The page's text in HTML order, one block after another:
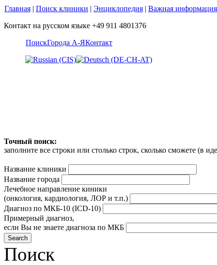
Главная | Поиск клиники | Энциклопедия | Важная информация
Контакт на русском языке +49 911 4801376
ПоискГорода А-ЯКонтакт
Точный поиск:
заполните все строки или столько строк, сколько сможете (в
Название клиники
Название города
Лечебное направление киники
(онкология, кардиология, ЛОР и т.п.)
Диагноз по МКБ-10 (ICD-10)
Примерный диагноз,
если Вы не знаете диагноза по МКБ
Поиск